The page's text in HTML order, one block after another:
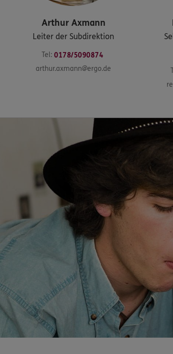
Arthur Axmann
Leiter der Subdirektion
Tel: 0178/5090874
arthur.axmann@ergo.de